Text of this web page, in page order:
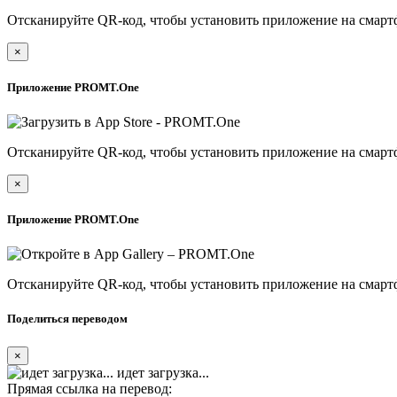
Отсканируйте QR-код, чтобы установить приложение на
×
Приложение PROMT.One
Отсканируйте QR-код, чтобы установить приложение на
×
Приложение PROMT.One
Отсканируйте QR-код, чтобы установить приложение на
Поделиться переводом
×
идет загрузка...
Прямая ссылка на перевод: